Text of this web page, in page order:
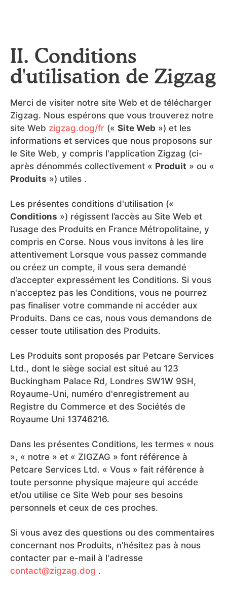
II. Conditions
d'utilisation de Zigzag
Merci de visiter notre site Web et de télécharger
Zigzag. Nous espérons que vous trouverez notre
site Web zigzag.dog/fr (« Site Web ») et les
informations et services que nous proposons sur
le Site Web, y compris l'application Zigzag (ci-
après dénommés collectivement « Produit » ou «
Produits ») utiles .
Les présentes conditions d'utilisation («
Conditions ») régissent l’accès au Site Web et
l’usage des Produits en France Métropolitaine, y
compris en Corse. Nous vous invitons à les lire
attentivement Lorsque vous passez commande
ou créez un compte, il vous sera demandé
d’accepter expressément les Conditions. Si vous
n'acceptez pas les Conditions, vous ne pourrez
pas finaliser votre commande ni accéder aux
Produits. Dans ce cas, nous vous demandons de
cesser toute utilisation des Produits.
Les Produits sont proposés par Petcare Services
Ltd., dont le siège social est situé au 123
Buckingham Palace Rd, Londres SW1W 9SH,
Royaume-Uni, numéro d'enregistrement au
Registre du Commerce et des Sociétés de
Royaume Uni 13746216.
Dans les présentes Conditions, les termes « nous
», « notre » et « ZIGZAG » font référence à
Petcare Services Ltd. « Vous » fait référence à
toute personne physique majeure qui accéde
et/ou utilise ce Site Web pour ses besoins
personnels et ceux de ces proches.
Si vous avez des questions ou des commentaires
concernant nos Produits, n'hésitez pas à nous
contacter par e-mail à l'adresse
contact@zigzag.dog .